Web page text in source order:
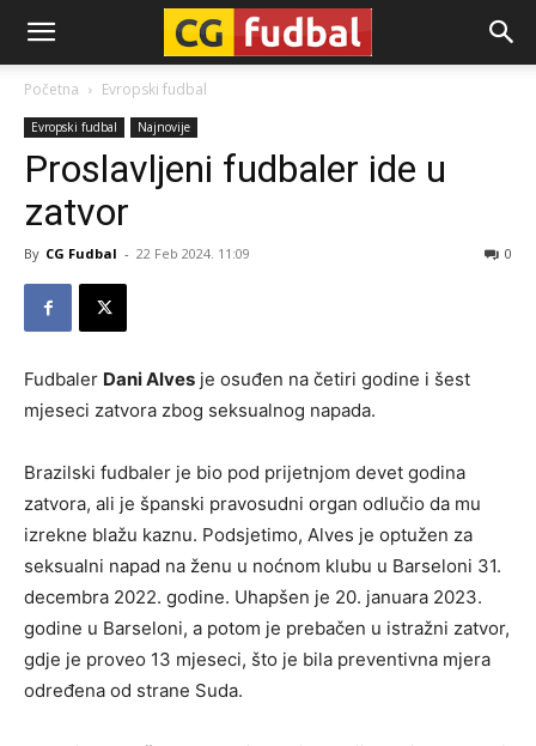
CG-
Fudbal
Početna Evropski fudbal
Evropski fudbal Najnovije
Proslavljeni fudbaler ide u
zatvor
By CG Fudbal - 22 Feb 2024. 11:09 0
Fudbaler Dani Alves je osuđen na četiri godine i šest
mjeseci zatvora zbog seksualnog napada.
Brazilski fudbaler je bio pod prijetnjom devet godina
zatvora, ali je španski pravosudni organ odlučio da mu
izrekne blažu kaznu. Podsjetimo, Alves je optužen za
seksualni napad na ženu u noćnom klubu u Barseloni 31.
decembra 2022. godine. Uhapšen je 20. januara 2023.
godine u Barseloni, a potom je prebačen u istražni zatvor,
gdje je proveo 13 mjeseci, što je bila preventivna mjera
određena od strane Suda.